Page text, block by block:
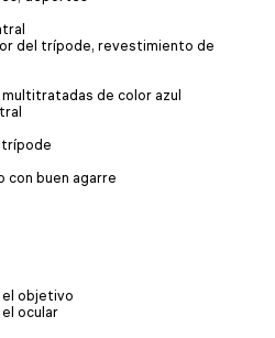
del trípode, revestimiento de
de color azul
trípode
con buen agarre
el objetivo
ocular